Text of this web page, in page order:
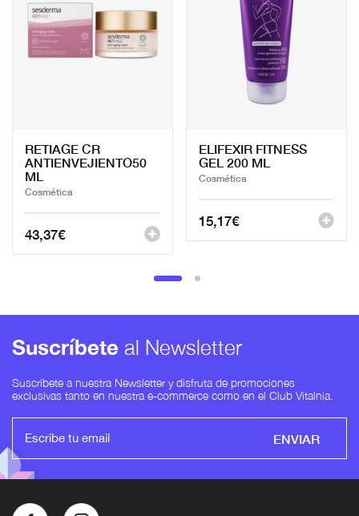
RETIAGE CR
ANTIENVEJIENTO50
ML
Cosmética
43,37€
ELIFEXIR FITNESS
GEL 200 ML
Cosmética
15,17€
Suscríbete al Newsletter
Suscríbete a nuestra Newsletter y disfruta de promociones
exclusivas tanto en nuestra e-commerce como en el Club Vitalnia.
ENVIAR